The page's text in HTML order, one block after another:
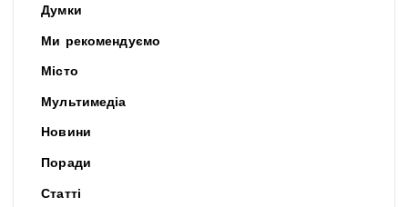
Думки
Ми рекомендуємо
Місто
Мультимедіа
Новини
Поради
Статті